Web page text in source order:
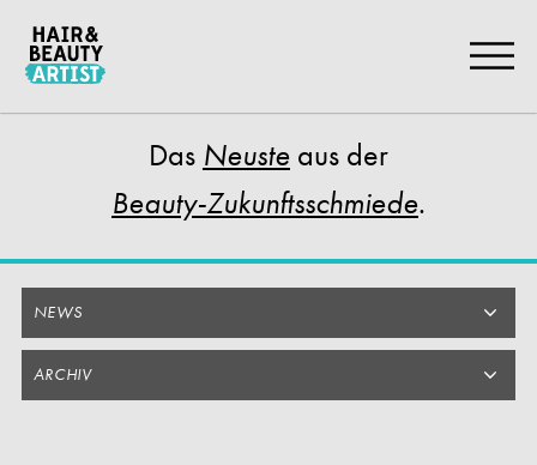
Artikel
Springen
Das Neusteaus der
Beauty-Zukunftsschmiede.
NEWS
ARCHIV